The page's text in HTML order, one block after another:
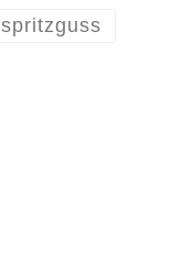
spritzguss